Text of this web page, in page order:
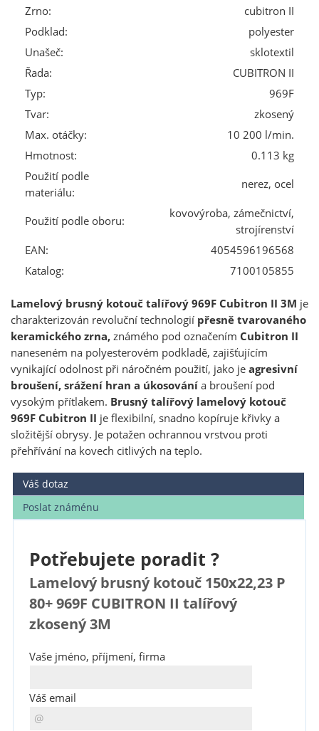
Zrno:
cubitron II
Podklad:
polyester
Unašeč:
sklotextil
Řada:
CUBITRON II
Typ:
969F
Tvar:
zkosený
Max. otáčky:
10 200 l/min.
Hmotnost:
0.113 kg
Použití podle
materiálu:
nerez, ocel
Použití podle oboru:
kovovýroba, zámečnictví,
strojírenství
EAN:
4054596196568
Katalog:
7100105855
Lamelový brusný kotouč talířový 969F Cubitron II 3M je
charakterizován revoluční technologií přesně tvarovaného
keramického zrna,známého pod označením Cubitron II
naneseném na polyesterovém podkladě, zajišťujícím
vynikající odolnost při náročném použití, jako jeagresivní
broušení, srážení hran a úkosovánía broušení pod
vysokým přítlakem. Brusný talířový lamelový kotouč
969F Cubitron II je flexibilní, snadno kopíruje křivky a
složitější obrysy. Je potažen ochrannou vrstvou proti
přehřívání na kovech citlivých na teplo.
Váš dotaz
Poslat známénu
Potřebujete poradit ?
Lamelový brusný kotouč 150x22,23 P
80+ 969F CUBITRON II talířový
zkosený 3M
Vaše jméno, příjmení, firma
Váš email